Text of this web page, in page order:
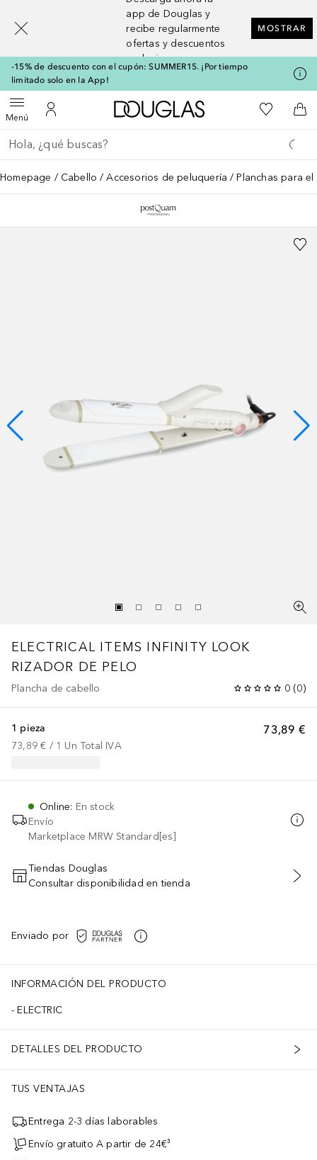
app de Douglas y
recibe regularmente
ofertas y descuentos
exclusivos
MOSTRAR
-15% de descuento con el cupón: SUMMER15. ¡Por tiempo
limitado solo en la App!
MenúAbrir menúMi cuenta
A Douglas HomeMi lista de
A
Regresar
Ejecutar búsqueda
Homepage Cabello Accesorios de peluquería Planchas para
ELECTRICAL ITEMS INFINITY LOOK
RIZADOR DE PELO
Plancha de cabello 0 (0)
73,89 €
1 pieza
73,89 € / 1 Un Total IVA
Online: En stock
Envío
Marketplace MRW Standard[es]
AÑADIR AL CARRITO
Tiendas Douglas
Consultar disponibilidad en tienda
Enviado por
INFORMACIÓN DEL PRODUCTO
ELECTRIC
DETALLES DEL PRODUCTO
TUS VENTAJAS
Entrega 2-3 días laborables
Envío gratuito A partir de 24€³
[navigation.slideout.screenreader]